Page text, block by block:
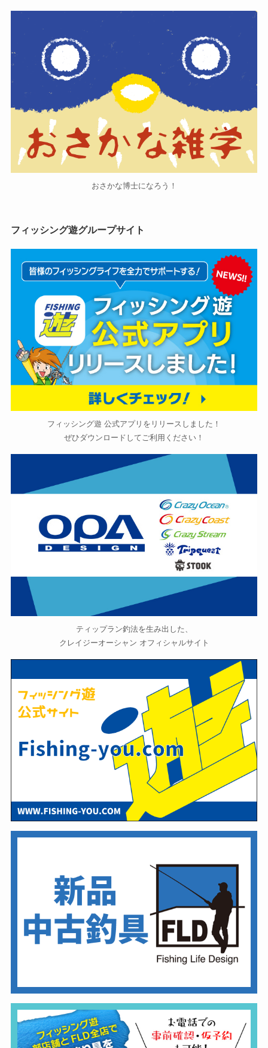
おさかな博士になろう！
フィッシング遊グループサイト
フィッシング遊 公式アプリをリリースしました！
ぜひダウンロードしてご利用ください！
ティップラン釣法を生み出した、
クレイジーオーシャン オフィシャルサイト